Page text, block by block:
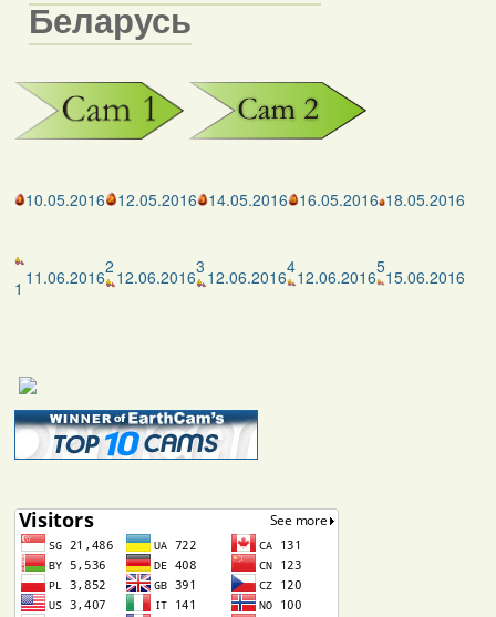
Беларусь
10.05.2016 12.05.2016 14.05.2016 16.05.2016 18.05.2016
1 11.06.20162 12.06.20163 12.06.2016412.06.2016515.06.2016